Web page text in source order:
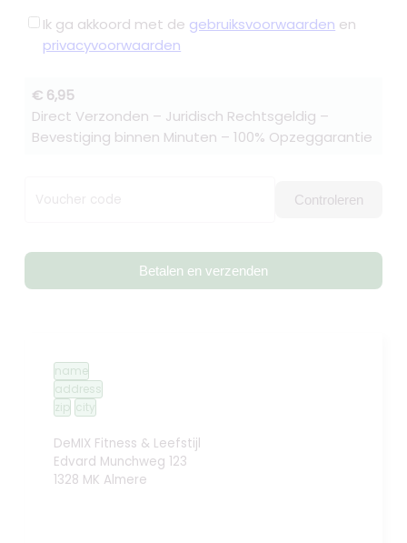
Ik ga akkoord met de gebruiksvoorwaarden en
privacyvoorwaarden
€ 6,95
Direct Verzonden – Juridisch Rechtsgeldig –
Bevestiging binnen Minuten – 100% Opzeggarantie
Voucher code Controleren
Betalen en verzenden
name
address
zip city
DeMIX Fitness & Leefstijl
Edvard Munchweg 123
1328 MK Almere